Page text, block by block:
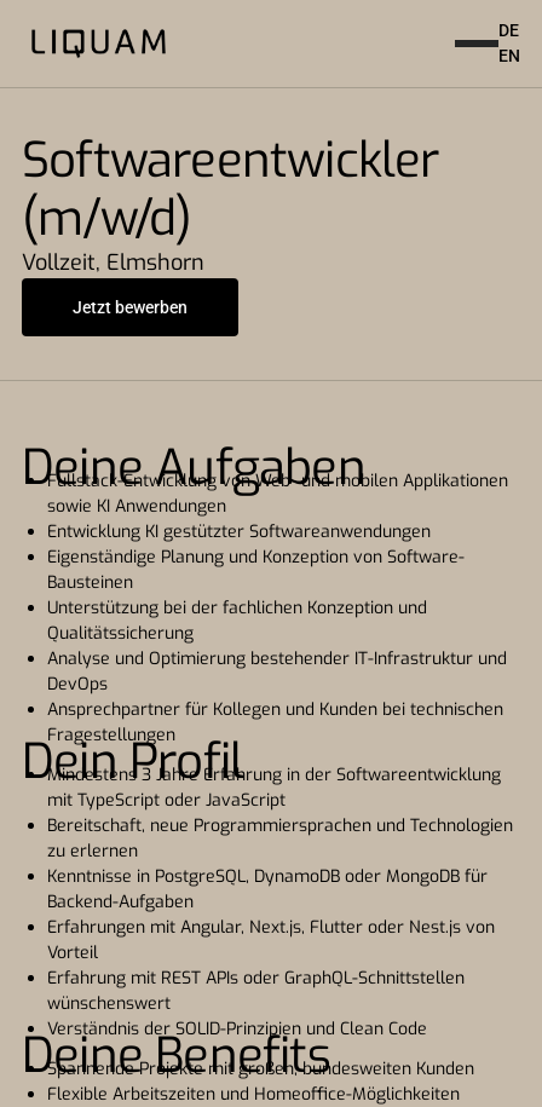
DE
EN
Softwareentwickler
(m/w/d)
Vollzeit, Elmshorn
Jetzt bewerben
Deine Aufgaben
Fullstack-Entwicklung von Web- und mobilen Applikationen
sowie KI Anwendungen
Entwicklung KI gestützter Softwareanwendungen
Eigenständige Planung und Konzeption von Software-
Bausteinen
Unterstützung bei der fachlichen Konzeption und
Qualitätssicherung
Analyse und Optimierung bestehender IT-Infrastruktur und
DevOps
Ansprechpartner für Kollegen und Kunden bei technischen
Fragestellungen
Dein Profil
Mindestens 3 Jahre Erfahrung in der Softwareentwicklung
mit TypeScript oder JavaScript
Bereitschaft, neue Programmiersprachen und Technologien
zu erlernen
Kenntnisse in PostgreSQL, DynamoDB oder MongoDB für
Backend-Aufgaben
Erfahrungen mit Angular, Next.js, Flutter oder Nest.js von
Vorteil
Erfahrung mit REST APIs oder GraphQL-Schnittstellen
wünschenswert
Verständnis der SOLID-Prinzipien und Clean Code
Deine Benefits
Spannende Projekte mit großen, bundesweiten Kunden
Flexible Arbeitszeiten und Homeoffice-Möglichkeiten